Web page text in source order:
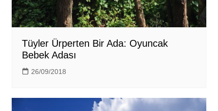
Tüyler Ürperten Bir Ada: Oyuncak
Bebek Adası
26/09/2018